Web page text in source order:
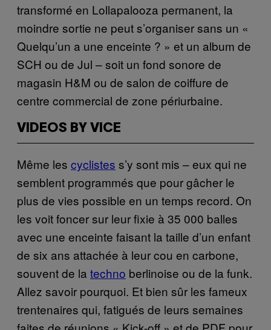
transformé en Lollapalooza permanent, la
moindre sortie ne peut s’organiser sans un «
Quelqu’un a une enceinte ? » et un album de
SCH ou de Jul – soit un fond sonore de
magasin H&M ou de salon de coiffure de
centre commercial de zone périurbaine.
VIDEOS BY VICE
Même les cyclistes s’y sont mis – eux qui ne
semblent programmés que pour gâcher le
plus de vies possible en un temps record. On
les voit foncer sur leur fixie à 35 000 balles
avec une enceinte faisant la taille d’un enfant
de six ans attachée à leur cou en carbone,
souvent de la techno berlinoise ou de la funk.
Allez savoir pourquoi. Et bien sûr les fameux
trentenaires qui, fatigués de leurs semaines